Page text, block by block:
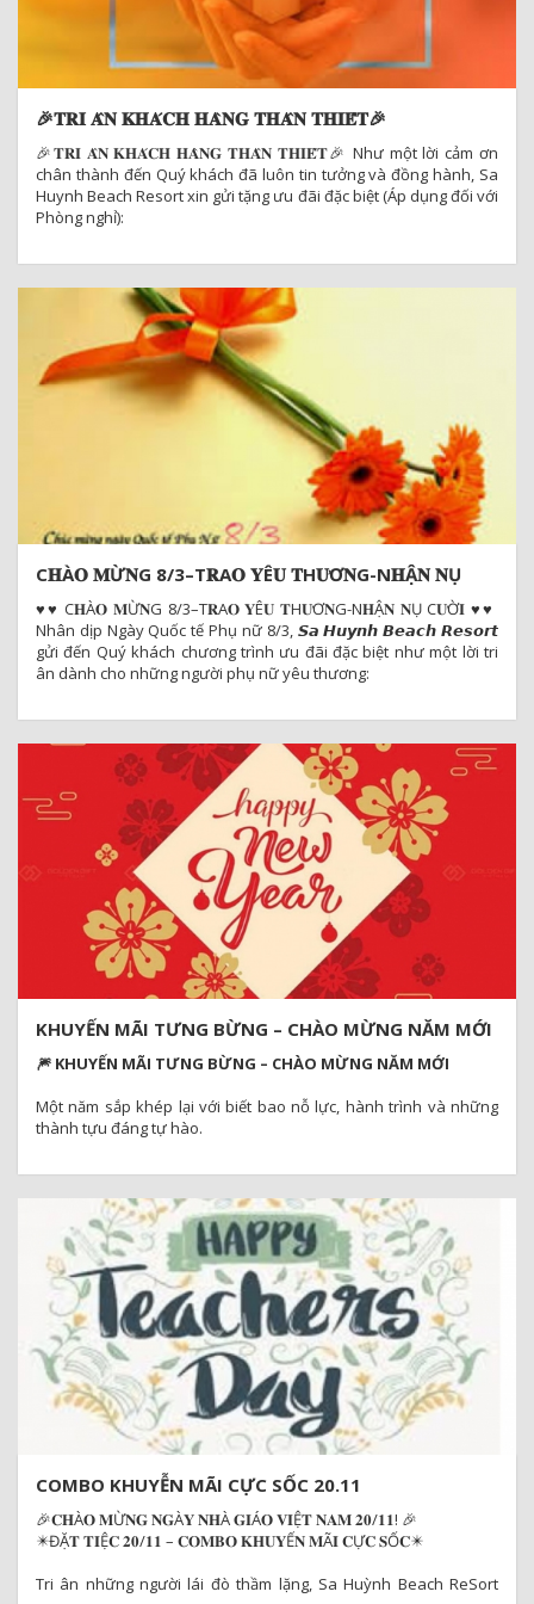
Với khung cảnh biển Sa Huỳnh tuyệt đẹp, không gian rộng rãi,
sang trọng cùng đội ngũ phục vụ chuyên nghiệp, chúng tôi sẽ
giúp bạn có một lễ cưới ấn tượng, ấm cúng và đáng nhớ.
🎉𝐓𝐑𝐈 𝐀̂𝐍 𝐊𝐇𝐀́𝐂𝐇 𝐇𝐀̀𝐍𝐆 𝐓𝐇𝐀̂𝐍 𝐓𝐇𝐈𝐄̂́𝐓️🎉
🎉𝐓𝐑𝐈 𝐀̂𝐍 𝐊𝐇𝐀́𝐂𝐇 𝐇𝐀̀𝐍𝐆 𝐓𝐇𝐀̂𝐍 𝐓𝐇𝐈𝐄̂́𝐓️🎉 Như một lời cảm ơn
chân thành đến Quý khách đã luôn tin tưởng và đồng hành, Sa
Huynh Beach Resort xin gửi tặng ưu đãi đặc biệt (Áp dụng đối với
Phòng nghỉ):
C𝐇À𝐎 𝐌Ừ𝐍G 8/3–T𝐑A𝐎 𝐘Ê𝐔 𝐓H𝐔̛Ơ𝐍G-N𝐇Ậ𝐍 𝐍Ụ
C𝐔̛Ờ𝐈
♥️♥️ C𝐇À𝐎 𝐌Ừ𝐍G 8/3–T𝐑A𝐎 𝐘Ê𝐔 𝐓H𝐔̛Ơ𝐍G-N𝐇Ậ𝐍 𝐍Ụ C𝐔̛Ờ𝐈 ♥️♥️
Nhân dịp Ngày Quốc tế Phụ nữ 8/3, 𝙎𝙖 𝙃𝙪𝙮𝙣𝙝 𝘽𝙚𝙖𝙘𝙝 𝙍𝙚𝙨𝙤𝙧𝙩
gửi đến Quý khách chương trình ưu đãi đặc biệt như một lời tri
ân dành cho những người phụ nữ yêu thương:
KHUYẾN MÃI TƯNG BỪNG – CHÀO MỪNG NĂM MỚI
2026
🎆 KHUYẾN MÃI TƯNG BỪNG – CHÀO MỪNG NĂM MỚI
Một năm sắp khép lại với biết bao nỗ lực, hành trình và những
thành tựu đáng tự hào.
doanh nghiệp nói riêng cùng nhìn lại chặng đường đã qua, tri ân
bước vào một năm mới rực rỡ hơn, thành công hơn
COMBO KHUYỄN MÃI CỰC SỐC 20.11
🎉𝐂𝐇À𝐎 𝐌Ừ𝐍𝐆 𝐍𝐆À𝐘 𝐍𝐇À 𝐆𝐈Á𝐎 𝐕𝐈Ệ𝐓 𝐍𝐀𝐌 𝟐𝟎/𝟏𝟏! 🎉
️️✴️ĐẶ𝐓 𝐓𝐈Ệ𝐂 𝟐𝟎/𝟏𝟏 – 𝐂𝐎𝐌𝐁𝐎 𝐊𝐇𝐔𝐘Ế𝐍 𝐌Ã𝐈 𝐂Ự𝐂 𝐒Ố𝐂✴️
Tri ân những người lái đò thầm lặng, Sa Huỳnh Beach ReSort